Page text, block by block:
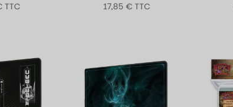
TTC 17,85€ TTC